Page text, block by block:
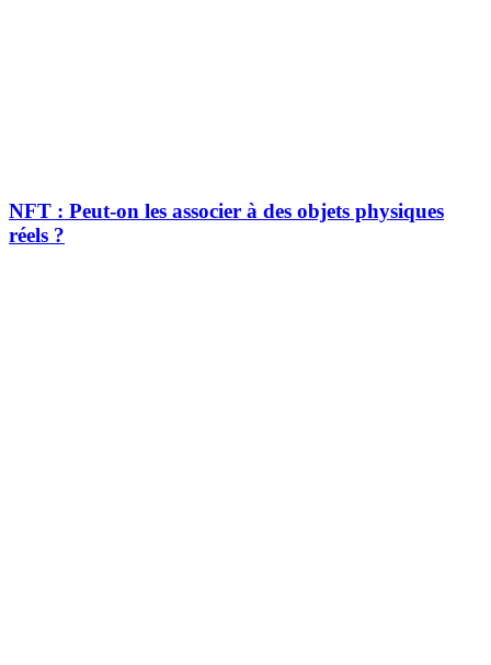
NFT : Peut-on les associer à des objets physiques
réels ?